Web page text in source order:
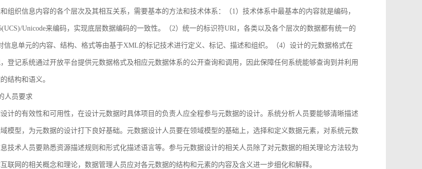
组织信息内容的各个层次及其相互关系，需要基本的方法和技术体系：（1）技术体系中最基本的内容就是编码，
Unicode来编码，实现底层数据编码的一致性。（2）统一的标识符URI，各类以及各个层次的数据都有统一的
信息单元的内容、结构、格式等由基于XML的标记技术进行定义、标记、描述和组织。（4）设计的元数据格式在
登记系统通过开放平台提供元数据格式及相应元数据体系的公开查询和调用，因此保障任何系统能够查询到并利用
结构和语义。
人员要求
计的有效性和可用性，在设计元数据时具体项目的负责人应全程参与元数据的设计。系统分析人员要能够清晰描述
模型，为元数据的设计打下良好基础。元数据设计人员要在领域模型的基础上，选择和定义数据元素，对系统元数
技术人员要熟悉资源描述规则和形式化描述语言等。参与元数据设计的相关人员除了对元数据的相关理论方法较为
联网的相关概念和理论，数据管理人员应对各元数据的结构和元素的内容及含义进一步细化和解释。